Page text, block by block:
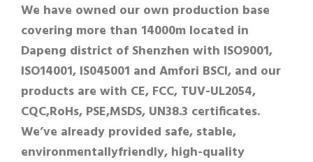
We have owned our own production base
covering more than 14000m located in
Dapeng district of Shenzhen with ISO9001,
ISO14001, IS045001 and Amfori BSCI, and our
products are with CE, FCC, TUV-UL2054,
CQC,RoHs, PSE,MSDS, UN38.3 certificates.
We’ve already provided safe, stable,
environmentallyfriendly, high-quality